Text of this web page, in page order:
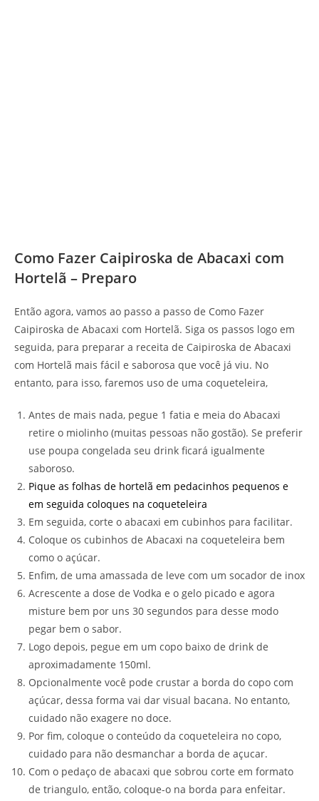
Como Fazer Caipiroska de Abacaxi com
Hortelã – Preparo
Então agora, vamos ao passo a passo de Como Fazer
Caipiroska de Abacaxi com Hortelã. Siga os passos logo em
seguida, para preparar a receita de Caipiroska de Abacaxi
com Hortelã mais fácil e saborosa que você já viu. No
entanto, para isso, faremos uso de uma coqueteleira,
Antes de mais nada, pegue 1 fatia e meia do Abacaxi
retire o miolinho (muitas pessoas não gostão). Se preferir
use poupa congelada seu drink ficará igualmente
saboroso.
Pique as folhas de hortelã em pedacinhos pequenos e
em seguida coloques na coqueteleira
Em seguida, corte o abacaxi em cubinhos para facilitar.
Coloque os cubinhos de Abacaxi na coqueteleira bem
como o açúcar.
Enfim, de uma amassada de leve com um socador de inox
Acrescente a dose de Vodka e o gelo picado e agora
misture bem por uns 30 segundos para desse modo
pegar bem o sabor.
Logo depois, pegue em um copo baixo de drink de
aproximadamente 150ml.
Opcionalmente você pode crustar a borda do copo com
açúcar, dessa forma vai dar visual bacana. No entanto,
cuidado não exagere no doce.
Por fim, coloque o conteúdo da coqueteleira no copo,
cuidado para não desmanchar a borda de açucar.
Com o pedaço de abacaxi que sobrou corte em formato
de triangulo, então, coloque-o na borda para enfeitar.